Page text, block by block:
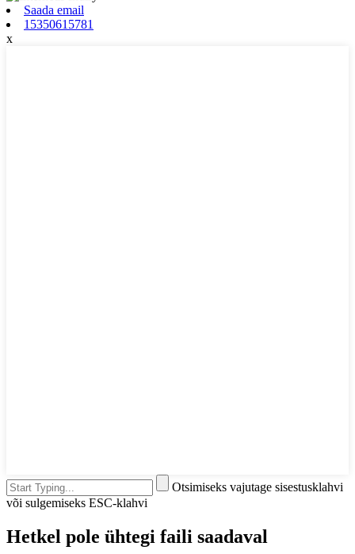
Saada email
15350615781
x
Otsimiseks vajutage sisestusklahvi
või sulgemiseks ESC-klahvi
Hetkel pole ühtegi faili saadaval